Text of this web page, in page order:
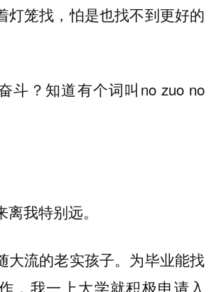
灯笼找，怕是也找不到更好的
斗？知道有个词叫no zuo no
我特别远。
大流的老实孩子。为毕业能找
，我一上大学就积极申请入